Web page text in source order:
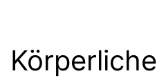
Körperliche